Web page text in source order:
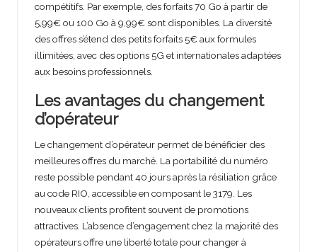
compétitifs. Par exemple, des forfaits 70 Go à partir de
5,99€ ou 100 Go à 9,99€ sont disponibles. La diversité
des offres s’étend des petits forfaits 5€ aux formules
illimitées, avec des options 5G et internationales adaptées
aux besoins professionnels.
Les avantages du changement
d’opérateur
Le changement d’opérateur permet de bénéficier des
meilleures offres du marché. La portabilité du numéro
reste possible pendant 40 jours après la résiliation grâce
au code RIO, accessible en composant le 3179. Les
nouveaux clients profitent souvent de promotions
attractives. L’absence d’engagement chez la majorité des
opérateurs offre une liberté totale pour changer à